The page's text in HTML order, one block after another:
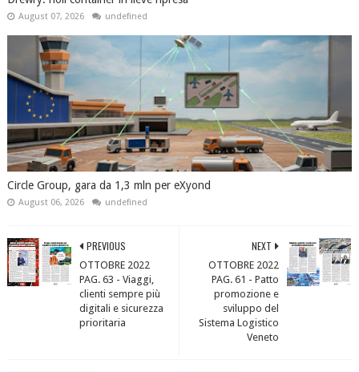
August 07, 2026 undefined
Circle Group, gara da 1,3 mln per eXyond
August 06, 2026 undefined
NEXT
OTTOBRE 2022
PAG. 61 - Patto
promozione e
sviluppo del
Sistema Logistico
Veneto
PREVIOUS
OTTOBRE 2022
PAG. 63 - Viaggi,
clienti sempre più
digitali e sicurezza
prioritaria